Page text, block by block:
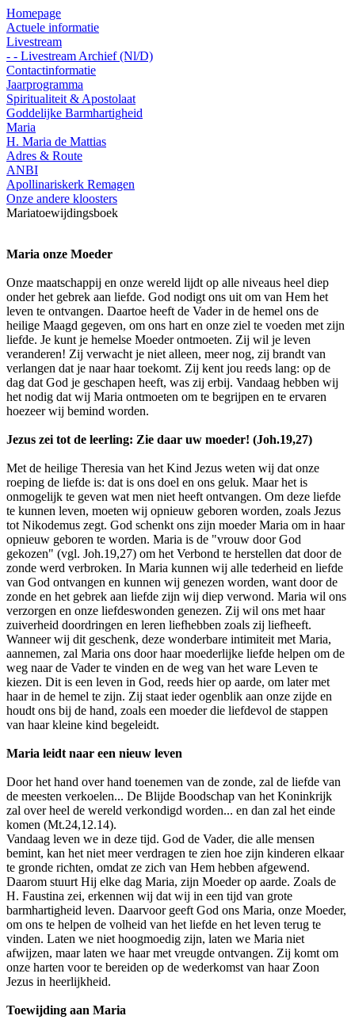
Homepage
Actuele informatie
Livestream
- - Livestream Archief (Nl/D)
Contactinformatie
Jaarprogramma
Spiritualiteit & Apostolaat
Goddelijke Barmhartigheid
Maria
H. Maria de Mattias
Adres & Route
ANBI
Apollinariskerk Remagen
Onze andere kloosters
Mariatoewijdingsboek
Maria onze Moeder
Onze maatschappij en onze wereld lijdt op alle niveaus heel diep
onder het gebrek aan liefde. God nodigt ons uit om van Hem het
leven te ontvangen. Daartoe heeft de Vader in de hemel ons de
heilige Maagd gegeven, om ons hart en onze ziel te voeden met zijn
liefde. Je kunt je hemelse Moeder ontmoeten. Zij wil je leven
veranderen! Zij verwacht je niet alleen, meer nog, zij brandt van
verlangen dat je naar haar toekomt. Zij kent jou reeds lang: op de
dag dat God je geschapen heeft, was zij erbij. Vandaag hebben wij
het nodig dat wij Maria ontmoeten om te begrijpen en te ervaren
hoezeer wij bemind worden.
Jezus zei tot de leerling: Zie daar uw moeder! (Joh.19,27)
Met de heilige Theresia van het Kind Jezus weten wij dat onze
roeping de liefde is: dat is ons doel en ons geluk. Maar het is
onmogelijk te geven wat men niet heeft ontvangen. Om deze liefde
te kunnen leven, moeten wij opnieuw geboren worden, zoals Jezus
tot Nikodemus zegt. God schenkt ons zijn moeder Maria om in haar
opnieuw geboren te worden. Maria is de "vrouw door God
gekozen" (vgl. Joh.19,27) om het Verbond te herstellen dat door de
zonde werd verbroken. In Maria kunnen wij alle tederheid en liefde
van God ontvangen en kunnen wij genezen worden, want door de
zonde en het gebrek aan liefde zijn wij diep verwond. Maria wil ons
verzorgen en onze liefdeswonden genezen. Zij wil ons met haar
zuiverheid doordringen en leren liefhebben zoals zij liefheeft.
Wanneer wij dit geschenk, deze wonderbare intimiteit met Maria,
aannemen, zal Maria ons door haar moederlijke liefde helpen om de
weg naar de Vader te vinden en de weg van het ware Leven te
kiezen. Dit is een leven in God, reeds hier op aarde, om later met
haar in de hemel te zijn. Zij staat ieder ogenblik aan onze zijde en
houdt ons bij de hand, zoals een moeder die liefdevol de stappen
van haar kleine kind begeleidt.
Maria leidt naar een nieuw leven
Door het hand over hand toenemen van de zonde, zal de liefde van
de meesten verkoelen... De Blijde Boodschap van het Koninkrijk
zal over heel de wereld verkondigd worden... en dan zal het einde
komen (Mt.24,12.14).
Vandaag leven we in deze tijd. God de Vader, die alle mensen
bemint, kan het niet meer verdragen te zien hoe zijn kinderen elkaar
te gronde richten, omdat ze zich van Hem hebben afgewend.
Daarom stuurt Hij elke dag Maria, zijn Moeder op aarde. Zoals de
H. Faustina zei, erkennen wij dat wij in een tijd van grote
barmhartigheid leven. Daarvoor geeft God ons Maria, onze Moeder,
om ons te helpen de volheid van het liefde en het leven terug te
vinden. Laten we niet hoogmoedig zijn, laten we Maria niet
afwijzen, maar laten we haar met vreugde ontvangen. Zij komt om
onze harten voor te bereiden op de wederkomst van haar Zoon
Jezus in heerlijkheid.
Toewijding aan Maria